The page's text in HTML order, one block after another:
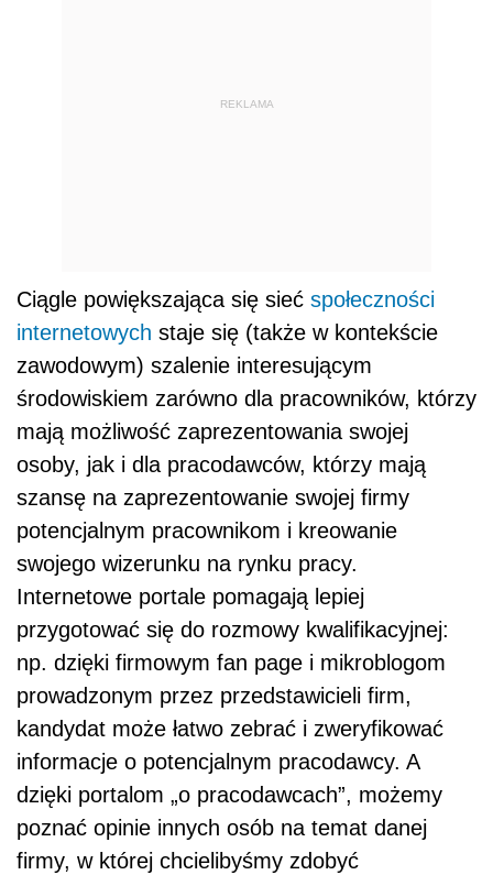
REKLAMA
Ciągle powiększająca się sieć społeczności
internetowych staje się (także w kontekście
zawodowym) szalenie interesującym
środowiskiem zarówno dla pracowników, którzy
mają możliwość zaprezentowania swojej
osoby, jak i dla pracodawców, którzy mają
szansę na zaprezentowanie swojej firmy
potencjalnym pracownikom i kreowanie
swojego wizerunku na rynku pracy.
Internetowe portale pomagają lepiej
przygotować się do rozmowy kwalifikacyjnej:
np. dzięki firmowym fan page i mikroblogom
prowadzonym przez przedstawicieli firm,
kandydat może łatwo zebrać i zweryfikować
informacje o potencjalnym pracodawcy. A
dzięki portalom „o pracodawcach”, możemy
poznać opinie innych osób na temat danej
firmy, w której chcielibyśmy zdobyć